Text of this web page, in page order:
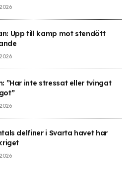
Upp till kamp mot stendött
”Har inte stressat eller tvingat
delfiner i Svarta havet har